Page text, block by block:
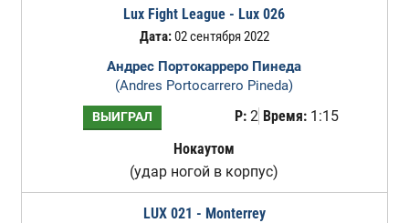
Lux Fight League - Lux 026
Дата:02 сентября 2022
Андрес Портокарреро Пинеда
(Andres Portocarrero Pineda)
ВЫИГРАЛ Р:2 Время:1:15
Нокаутом
(удар ногой в корпус)
LUX 021 - Monterrey